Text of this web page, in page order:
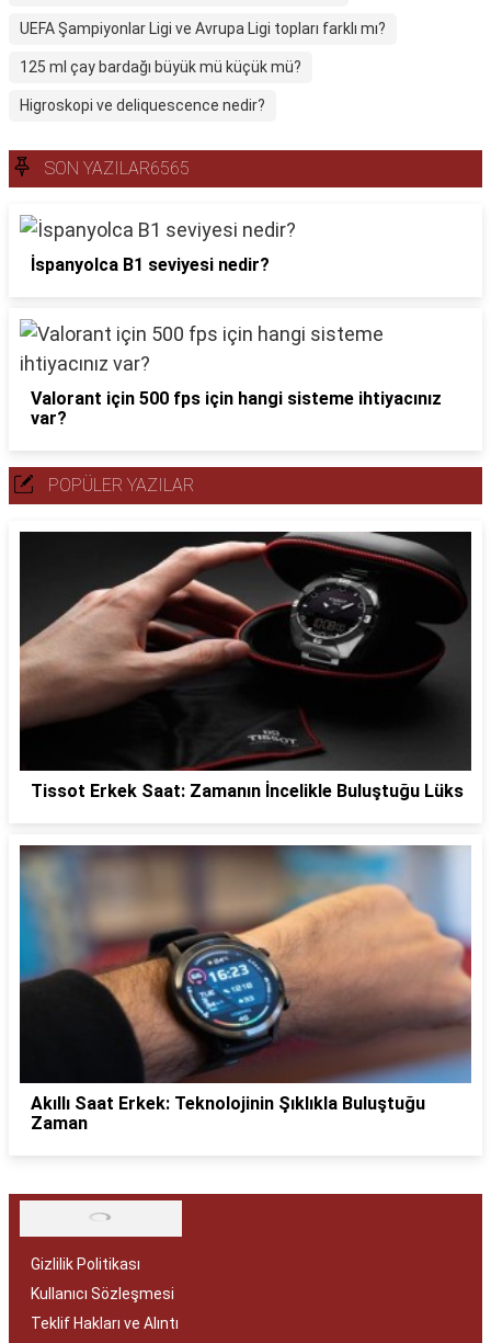
UEFA Şampiyonlar Ligi ve Avrupa Ligi topları farklı mı?
125 ml çay bardağı büyük mü küçük mü?
Higroskopi ve deliquescence nedir?
SON YAZILAR6565
İspanyolca B1 seviyesi nedir?
Valorant için 500 fps için hangi sisteme ihtiyacınız
var?
POPÜLER YAZILAR
Tissot Erkek Saat: Zamanın İncelikle Buluştuğu Lüks
Akıllı Saat Erkek: Teknolojinin Şıklıkla Buluştuğu
Zaman
Gizlilik Politikası
Kullanıcı Sözleşmesi
Teklif Hakları ve Alıntı